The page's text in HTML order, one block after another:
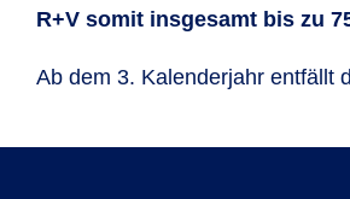
R+V somit insgesamt bis zu
Ab dem 3. Kalender­jahr entfällt